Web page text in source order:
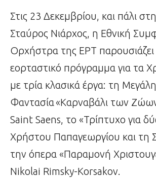
Στις 23 Δεκεμβρίου, και πάλι
Σταύρος Νιάρχος, η Εθνική
Ορχήστρα της ΕΡΤ παρουσιάζει
εορταστικό πρόγραμμα για τα
με τρία κλασικά έργα: τη
Φαντασία «Καρναβάλι των
Saint Saens, το «Τρίπτυχο για
Χρήστου Παπαγεωργίου και τη
την όπερα «Παραμονή
Nikolai Rimsky-Korsakov.